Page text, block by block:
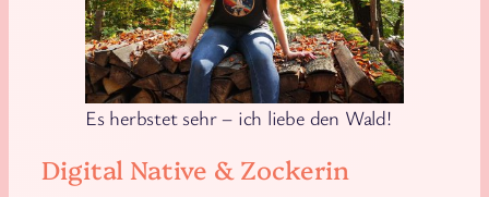
Es herbstet sehr – ich liebe den Wald!
Digital Native & Zockerin